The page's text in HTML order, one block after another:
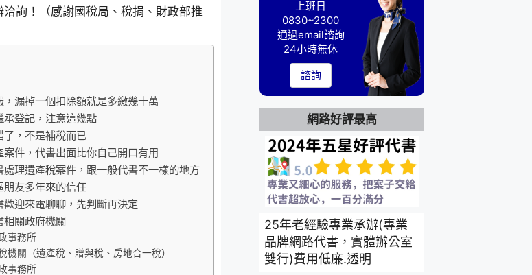
詢！（感謝國稅局、稅捐、財政部推
，漏掉一個扣除額就是多繳幾十萬
承登記，注意這幾點
了，不是補稅而已
案件，代書出面比你自己開口有用
處理遺產稅案件，跟一般代書不一樣的地方
朋友多年來的信任
歡迎來電聊聊，先判斷再決定
相關政府機關
事務所
機關（遺產稅、贈與稅、房地合一稅）
事務所
上班日
0830~2300
通過email諮詢
24小時無休
諮詢
網路好評最高
25年老經驗專業承辦(專業
品牌網路代書，實體辦公室
雙行)費用低廉.透明